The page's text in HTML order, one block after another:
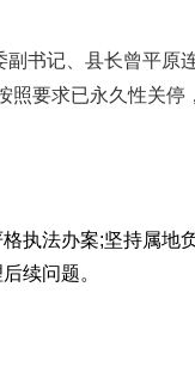
书记、县长曾平原
照要求已永久性关
执法办案;坚持属地
续问题。